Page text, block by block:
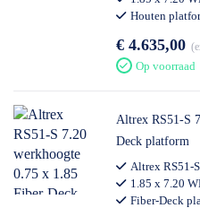
Houten
€ 4.635,00
Op voorraad
Altrex RS51-S
Deck platform
Altrex RS51-S
1.85 x 7.20
Fiber-Deck